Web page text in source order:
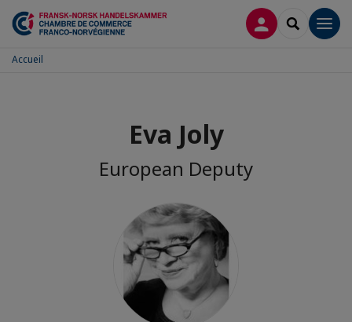
CONNEXION
Accueil
Eva Joly
European Deputy